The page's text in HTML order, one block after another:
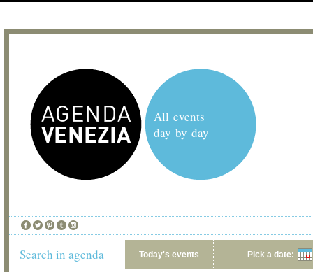
All events
day by day
Search in agenda Today's events Pick a date: